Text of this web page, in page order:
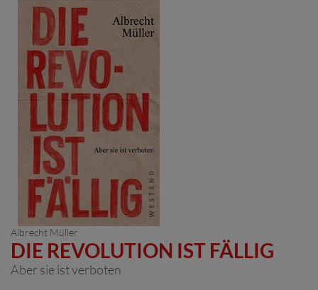
Albrecht Müller
DIE REVOLUTION IST FÄLLIG
Aber sie ist verboten